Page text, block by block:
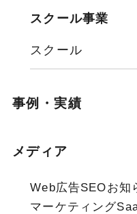
スクール事業
スクール
事例・実績
メディア
Web広告SEOお知
マーケティング